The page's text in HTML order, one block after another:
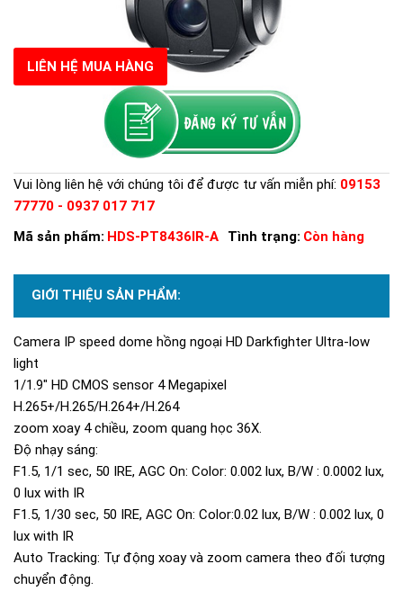
LIÊN HỆ MUA HÀNG
Vui lòng liên hệ với chúng tôi để được tư vấn miễn phí: 09153
77770 - 0937 017 717
Mã sản phẩm: HDS-PT8436IR-A Tình trạng: Còn hàng
GIỚI THIỆU SẢN PHẨM:
Camera IP speed dome hồng ngoại HD Darkfighter Ultra-low
light
1/1.9" HD CMOS sensor 4 Megapixel
H.265+/H.265/H.264+/H.264
zoom xoay 4 chiều, zoom quang học 36X.
Độ nhạy sáng:
F1.5, 1/1 sec, 50 IRE, AGC On: Color: 0.002 lux, B/W : 0.0002 lux,
0 lux with IR
F1.5, 1/30 sec, 50 IRE, AGC On: Color:0.02 lux, B/W : 0.002 lux, 0
lux with IR
Auto Tracking: Tự động xoay và zoom camera theo đối tượng
chuyển động.